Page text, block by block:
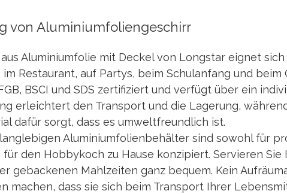
von Aluminiumfoliengeschirr
Aluminiumfolie mit Deckel von Longstar eignet
im Restaurant, auf Partys, beim Schulanfang und beim
BSCI und SDS zertifiziert und verfügt über ein
erleichtert den Transport und die Lagerung,
dafür sorgt, dass es umweltfreundlich ist.
Aluminiumfolienbehälter sind sowohl für
für den Hobbykoch zu Hause konzipiert. Servieren Sie
gebackenen Mahlzeiten ganz bequem. Kein
machen, dass sie sich beim Transport Ihrer